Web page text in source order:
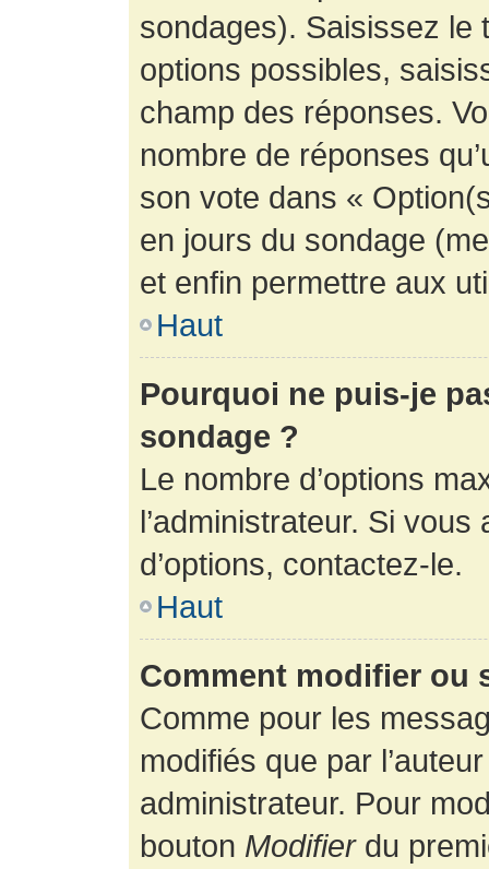
sondages). Saisissez le
options possibles,
champ des réponses.
nombre de réponses
son vote dans «
en jours du sondage
et enfin permettre aux
Haut
Pourquoi ne puis-je
sondage ?
Le nombre d’options
l’administrateur. Si
d’options, contactez-le.
Haut
Comment modifier ou
Comme pour les
modifiés que par
administrateur. Pour
bouton Modifierdu